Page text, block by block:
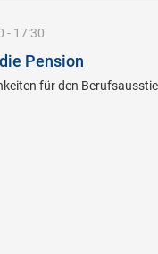
- 17:30
Pension
für den